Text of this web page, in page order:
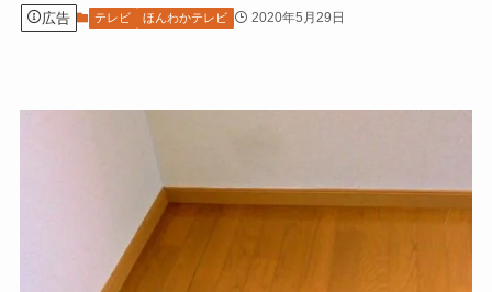
広告 テレビ ほんわかテレビ 2020年5月29日